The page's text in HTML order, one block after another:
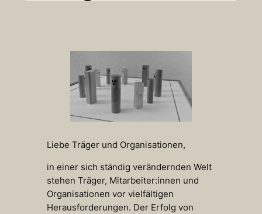
Liebe Träger und Organisationen,
in einer sich ständig verändernden Welt
stehen Träger, Mitarbeiter:innen und
Organisationen vor vielfältigen
Herausforderungen. Der Erfolg von